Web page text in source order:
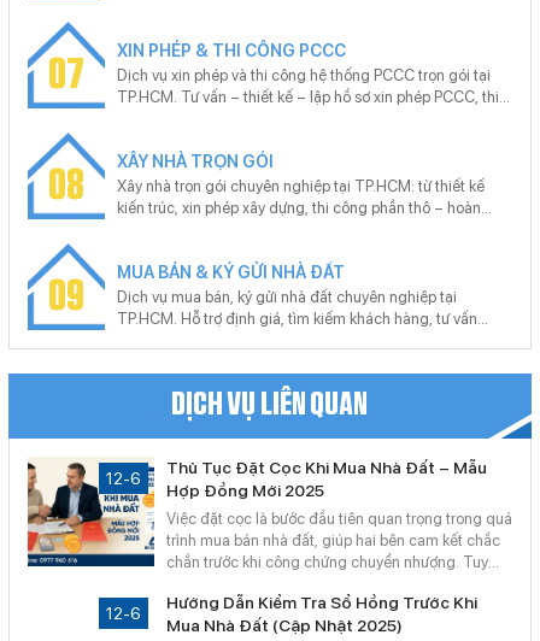
vẽ, hoàn công, mua bán, tách thửa, hợp thửa, sang tên,
đăng ký thế chấp, tra thông tin quy hoạch.
07
XIN PHÉP & THI CÔNG PCCC
Dịch vụ xin phép và thi công hệ thống PCCC trọn gói tại
TP.HCM. Tư vấn – thiết kế – lập hồ sơ xin phép PCCC, thi
chuẩn, không phát sinh, hỗ trợ trọn gói.
08
XÂY NHÀ TRỌN GÓI
Xây nhà trọn gói chuyên nghiệp tại TP.HCM: từ thiết kế
kiến trúc, xin phép xây dựng, thi công phần thô – hoàn
báo giá theo yêu cầu từng công trình.
09
MUA BÁN & KÝ GỬI NHÀ ĐẤT
Dịch vụ mua bán, ký gửi nhà đất chuyên nghiệp tại
TP.HCM. Hỗ trợ định giá, tìm kiếm khách hàng, tư vấn
tận nơi, không phát sinh chi phí.
DỊCH VỤ LIÊN QUAN
12-6
Thủ Tục Đặt Cọc Khi Mua Nhà Đất – Mẫu
Hợp Đồng Mới 2025
Việc đặt cọc là bước đầu tiên quan trọng trong quá
trình mua bán nhà đất, giúp hai bên cam kết chắc
chắn trước khi công chứng chuyển nhượng. Tuy
hợp đồng hợp pháp, người mua hoặc người bán có
thể gặp rủi ro pháp lý.
12-6
Hướng Dẫn Kiểm Tra Sổ Hồng Trước Khi
Mua Nhà Đất (Cập Nhật 2025)